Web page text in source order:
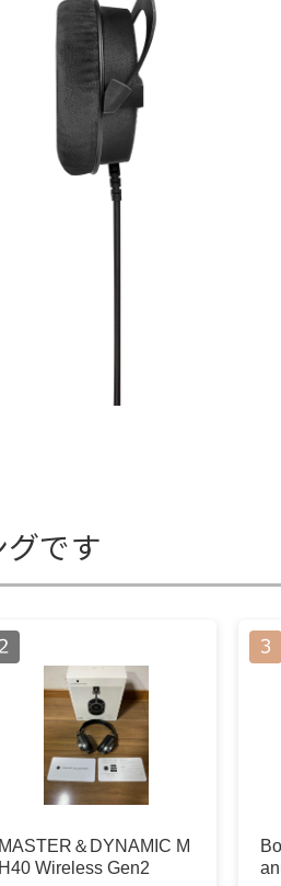
です
MASTER＆DYNAMIC M
H40 Wireless Gen2